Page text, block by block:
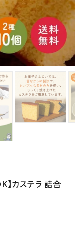
】カステラ 詰合